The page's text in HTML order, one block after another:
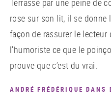
Terrassé par une peine de
rose sur son lit, il se donne
façon de rassurer le
l’humoriste ce que le
prouve que c’est du vrai.
ANDRÉ FRÉDÉRIQUE DANS